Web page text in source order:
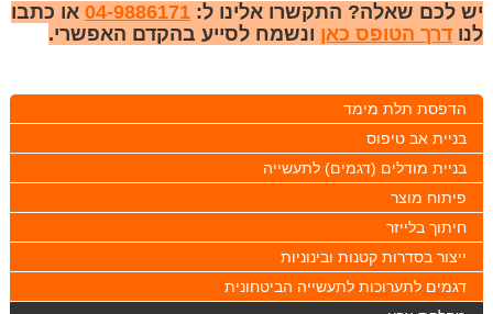
יש לכם שאלה? התקשרו אלינו ל: 04-9886171 או כתבו
לנו דרך הטופס כאן ונשמח לסייע בהקדם האפשרי.
הדפסת תלת מימד
בניית אב טיפוס
בניית מודלים (דגמים) לתעשייה
פיתוח מוצר
חיתוך בלייזר
ייצור בסדרות קטנות ובינוניות
דגמים לתערוכות לתעשייה הביטחונית